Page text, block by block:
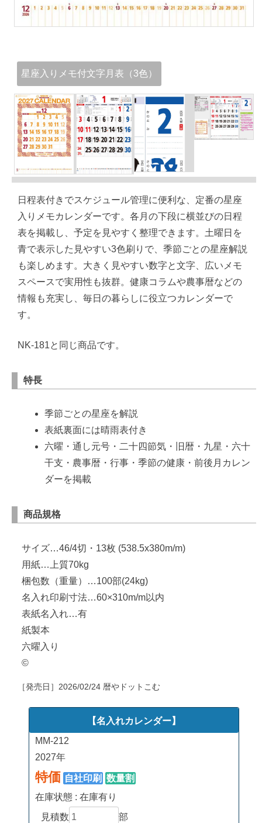
星座入りメモ付文字月表（3色）
日程表付きでスケジュール管理に便利な、定番の星座
入りメモカレンダーです。各月の下段に横並びの日程
表を掲載し、予定を見やすく整理できます。土曜日を
青で表示した見やすい3色刷りで、季節ごとの星座解説
も楽しめます。大きく見やすい数字と文字、広いメモ
スペースで実用性も抜群。健康コラムや農事暦などの
情報も充実し、毎日の暮らしに役立つカレンダーで
す。
NK-181と同じ商品です。
特長
季節ごとの星座を解説
表紙裏面には晴雨表付き
六曜・通し元号・二十四節気・旧暦・九星・六十
干支・農事暦・行事・季節の健康・前後月カレン
ダーを掲載
商品規格
サイズ…46/4切・13枚 (538.5x380m/m)
用紙…上質70kg
梱包数（重量）…100部(24kg)
名入れ印刷寸法…60×310m/m以内
表紙名入れ…有
紙製本
六曜入り
©
［発売日］ 2026/02/24 暦やドットこむ
【名入れカレンダー】
MM-212
2027年
特価 自社印刷
数量割
在庫状態 : 在庫有り
見積数
部